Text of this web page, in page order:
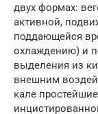
двух формах:
активной,
поддающейся
охлаждению) и
выделения из
внешним
кале